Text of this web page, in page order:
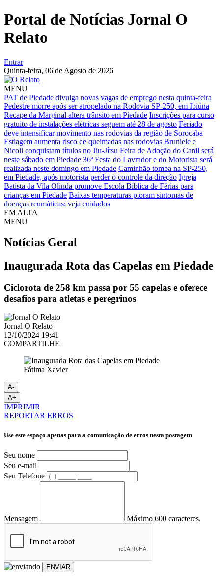
Portal de Notícias Jornal O
Relato
Entrar
Quinta-feira, 06 de Agosto de 2026
MENU
PAT de Piedade divulga novas vagas de emprego nesta quinta-feira
Pedestre morre após ser atropelado na Rodovia SP-250, em Ibiúna
Recape da Marginal altera trânsito em Piedade Inscrições para curso
gratuito de instalações elétricas seguem até 28 de agosto Feriado
deve intensificar movimento nas rodovias da região de Sorocaba
Estiagem aumenta risco de queimadas nas rodovias Bruniele e
Nicoli conquistam títulos no Jiu-Jítsu Feira de Adoção do Canil será
neste sábado em Piedade 36ª Festa do Lavrador e do Motorista será
realizada neste domingo em Piedade Caminhão tomba na SP-250,
em Piedade, após motorista perder o controle da direção Igreja
Batista da Vila Olinda promove Escola Bíblica de Férias para
crianças em Piedade Baixas temperaturas pioram sintomas de
doenças reumáticas; veja cuidados
EM ALTA
MENU
Notícias Geral
Inaugurada Rota das Capelas em Piedade
Ciclorota de 258 km passa por 55 capelas e oferece
desafios para atletas e peregrinos
Jornal O Relato
12/10/2024 19:41
COMPARTILHE
Fátima Xavier
A-
A+
IMPRIMIR
REPORTAR ERROS
Use este espaço apenas para a comunicação de erros nesta postagem
Seu nome
Seu e-mail
Seu Telefone
Mensagem Máximo 600 caracteres.
ENVIAR